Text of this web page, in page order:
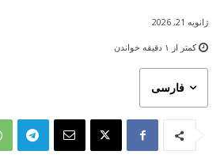
فارسی
کمتر از ۱ دقیقه خواندن
ژانویه 21, 2026